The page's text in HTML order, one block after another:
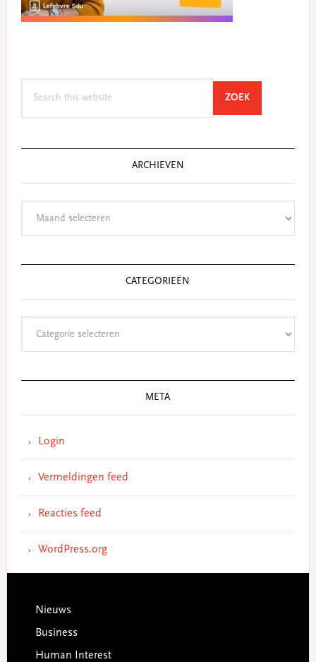
ZOEKSEARCH
ARCHIEVEN
CATEGORIEËN
META
Login
Vermeldingen feed
Reacties feed
WordPress.org
Footer
Nieuws
Business
Human Interest